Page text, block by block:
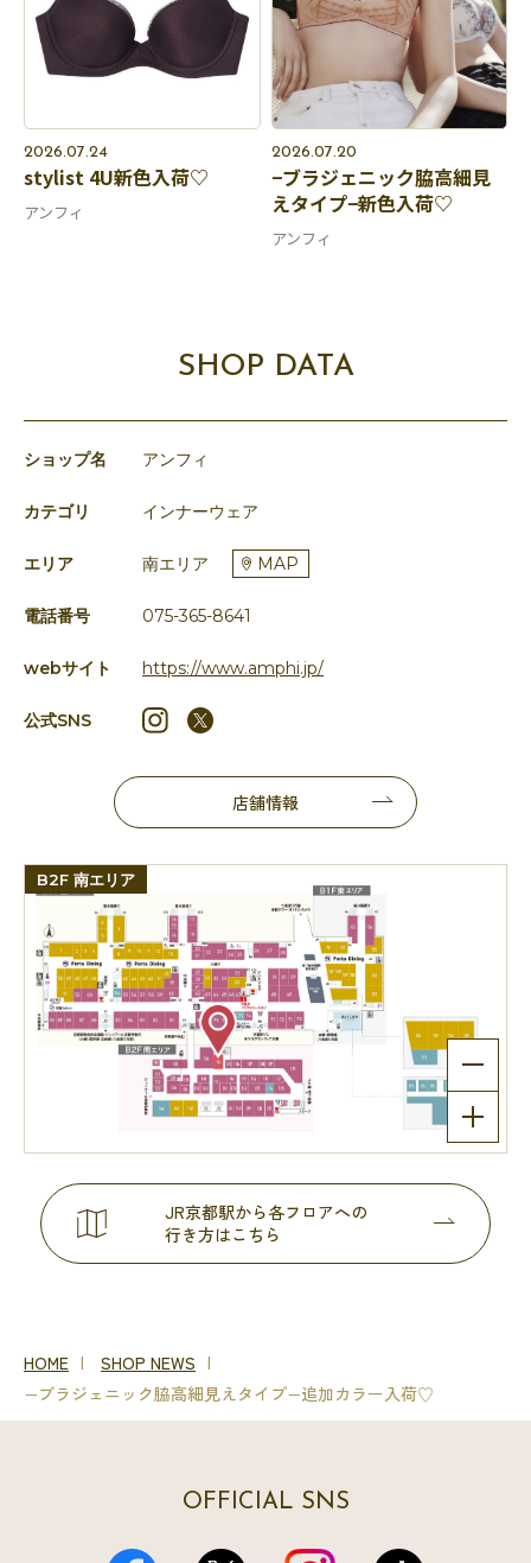
2026.07.24
stylist 4U新色入荷♡
アンフィ
2026.07.20
−ブラジェニック脇高細見
えタイプ−新色入荷♡
アンフィ
SHOP DATA
ショップ名 アンフィ
カテゴリ インナーウェア
エリア 南エリア MAP
電話番号 075-365-8641
webサイト https://www.amphi.jp/
公式SNS
店舗情報
B2F 南エリア
JR京都駅から各フロアへの
行き方はこちら
HOME
SHOP NEWS
−ブラジェニック脇高細見えタイプ−追加カラー入荷♡
OFFICIAL SNS